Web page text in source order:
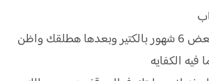
- سليم :- اخرنا مع بعض 6 شهور بالكتير وبعدها هطلقك واظن
فيه الكفايه